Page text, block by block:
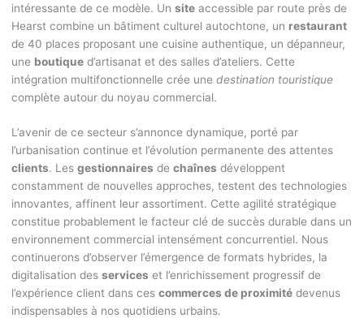
intéressante de ce modèle. Un siteaccessible par route près de
Hearst combine un bâtiment culturel autochtone, un restaurant
de 40 places proposant une cuisine authentique, un dépanneur,
une boutiqued’artisanat et des salles d’ateliers. Cette
intégration multifonctionnelle crée une destination touristique
complète autour du noyau commercial.
L’avenir de ce secteur s’annonce dynamique, porté par
l’urbanisation continue et l’évolution permanente des attentes
clients. Les gestionnaires de chaînes développent
constamment de nouvelles approches, testent des technologies
innovantes, affinent leur assortiment. Cette agilité stratégique
constitue probablement le facteur clé de succès durable dans un
environnement commercial intensément concurrentiel. Nous
continuerons d’observer l’émergence de formats hybrides, la
digitalisation des services et l’enrichissement progressif de
l’expérience client dans ces commerces de proximitédevenus
indispensables à nos quotidiens urbains.